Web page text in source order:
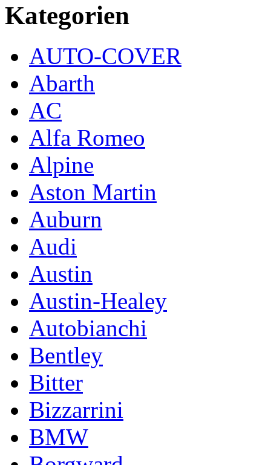
Kategorien
AUTO-COVER
Abarth
AC
Alfa Romeo
Alpine
Aston Martin
Auburn
Audi
Austin
Austin-Healey
Autobianchi
Bentley
Bitter
Bizzarrini
BMW